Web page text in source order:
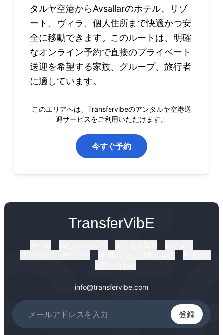
タルヤ空港からAvsallarのホテル、リゾ
ート、ヴィラ、個人住所まで快適かつ安
全に移動できます。このルートは、明確
なオンライン予約で直接のプライベート
送迎を希望する家族、グループ、旅行者
に適しています。
このエリアへは、Transfervibeのアンタルヤ空港送
迎サービスをご利用いただけます。
今すぐ予約
TransferVibE
info@transfervibe.com
登録